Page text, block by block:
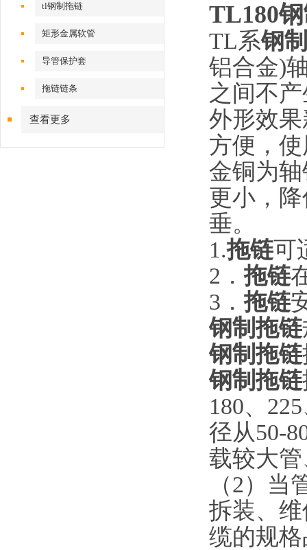
tl钢制拖链
矩形金属软管
导管保护套
拖链链条
查看更多
TL180
TL系钢
铝合金)
之间不
外形效
方便，
金铜为
更小，
垂。
1.拖链可
2 ．拖链
3 ．拖链
钢制拖链
钢制拖链
钢制拖链
180、
径从50-
载较大
（2）
拆装、
缆的规